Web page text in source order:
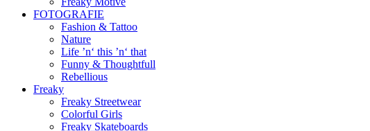
FOTOGRAFIE
Fashion & Tattoo
Nature
Life ’n‘ this ’n‘ that
Funny & Thoughtfull
Rebellious
Freaky
Freaky Streetwear
Colorful Girls
Freaky Skateboards